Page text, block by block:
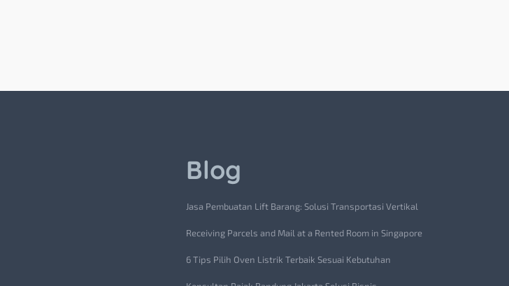
Blog
Jasa Pembuatan Lift Barang: Solusi Transportasi Vertikal
Receiving Parcels and Mail at a Rented Room in Singapore
6 Tips Pilih Oven Listrik Terbaik Sesuai Kebutuhan